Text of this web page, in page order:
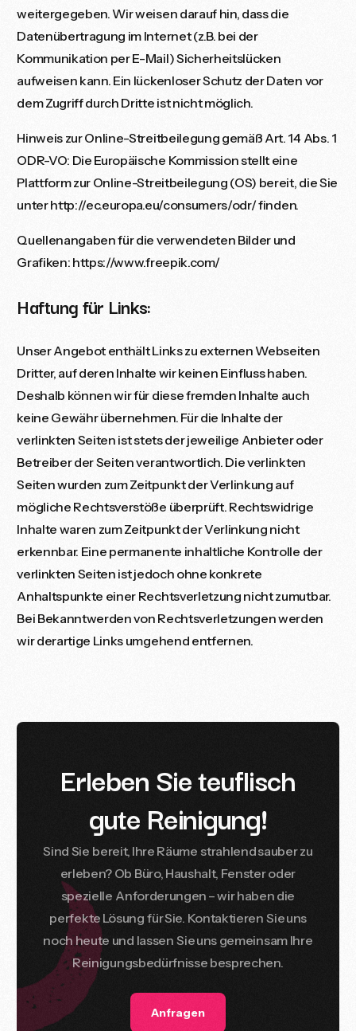
weitergegeben. Wir weisen darauf hin, dass die
Datenübertragung im Internet (z.B. bei der
Kommunikation per E-Mail) Sicherheitslücken
aufweisen kann. Ein lückenloser Schutz der Daten vor
dem Zugriff durch Dritte ist nicht möglich.
Hinweis zur Online-Streitbeilegung gemäß Art. 14 Abs. 1
ODR-VO: Die Europäische Kommission stellt eine
Plattform zur Online-Streitbeilegung (OS) bereit, die Sie
unterhttp://ec.europa.eu/consumers/odr/finden.
Quellenangaben für die verwendeten Bilder und
Grafiken: https://www.freepik.com/
Haftung für Links:
Unser Angebot enthält Links zu externen Webseiten
Dritter, auf deren Inhalte wir keinen Einfluss haben.
Deshalb können wir für diese fremden Inhalte auch
keine Gewähr übernehmen. Für die Inhalte der
verlinkten Seiten ist stets der jeweilige Anbieter oder
Betreiber der Seiten verantwortlich. Die verlinkten
Seiten wurden zum Zeitpunkt der Verlinkung auf
mögliche Rechtsverstöße überprüft. Rechtswidrige
Inhalte waren zum Zeitpunkt der Verlinkung nicht
erkennbar. Eine permanente inhaltliche Kontrolle der
verlinkten Seiten ist jedoch ohne konkrete
Anhaltspunkte einer Rechtsverletzung nicht zumutbar.
Bei Bekanntwerden von Rechtsverletzungen werden
wir derartige Links umgehend entfernen.
ErlebenSieteuflisch
gute Reinigung!
Sind Sie bereit, Ihre Räume strahlendsauberzu
erleben? Ob Büro, Haushalt, Fensteroder
spezielle Anforderungen –wirhaben die
perfekte Lösung fürSie. Kontaktieren Sieuns
nochheute und lassen Sieuns gemeinsam Ihre
Reinigungsbedürfnisse besprechen.
Anfragen